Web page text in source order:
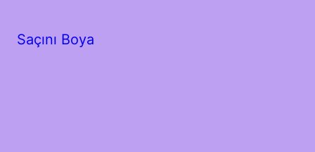
Saçını Boya